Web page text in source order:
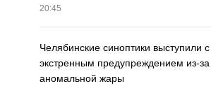
20:45
Челябинские синоптики выступили с
экстренным предупреждением из-за
аномальной жары